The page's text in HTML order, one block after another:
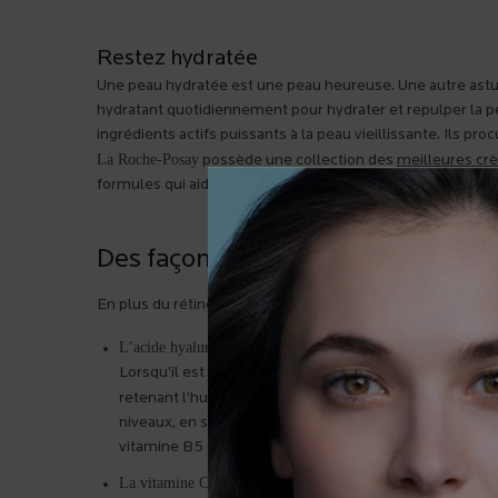
Restez hydratée
Une peau hydratée est une peau heureuse. Une autre
hydratant quotidiennement pour hydrater et repulper la
ingrédients actifs puissants à la peau vieillissante. Ils
La Roche-Posay possède une collection des meilleures
formules qui aident à atténuer les taches brunes et des
Des façons de réduire les rides
En plus du rétinol, vous pouvez aussi ajouter quelques
L’acide hyaluronique est une molécule naturellement
Lorsqu’il est appliqué de manière topique, cet
retenant l’humidité. Le
Hyalu B5 Sérum Anti-âge de La
niveaux, en surface de la peau et dans les couches
vitamine B5 (du panthénol) pour repulper la peau,
La vitamine C est une autre option qui peut vousaider